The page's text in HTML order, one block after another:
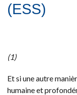
(ESS)
(1)
Et si une autre
humaine et